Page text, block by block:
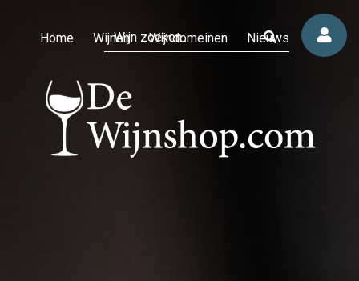
Home Wijnen Wijndomeinen Nieuws